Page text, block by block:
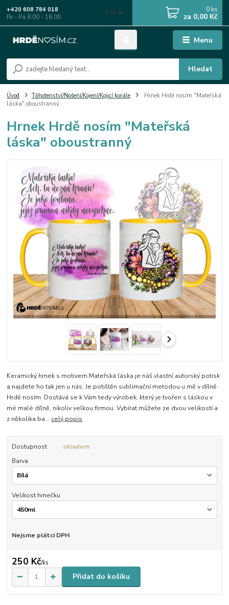
Menu
CZK
Hledat
+420 608 784 018
Po - Pá 8.00 - 16.00
0 ks
za 0,00 Kč
Úvod Těhotenství/Nošení/Kojení/Kojicí korále
Hrnek Hrdě nosím "Mateřská
láska" oboustranný
Hrnek Hrdě nosím "Mateřská
láska" oboustranný
Keramický hrnek s motivem Mateřská láska je náš vlastní autorský potisk
a najdete ho tak jen u nás. Je potištěn sublimační metodou u mě v dílně
Hrdě nosím. Dostává se k Vám tedy výrobek, který je tvořen s láskou v
mé malé dílně, nikoliv velkou firmou. Vybírat můžete ze dvou velikostí a
z několika ba... celý popis
Dostupnost
skladem
Barva
Velikost hrnečku
Nejsme plátci DPH
250 Kč/ks
Přidat do košíku